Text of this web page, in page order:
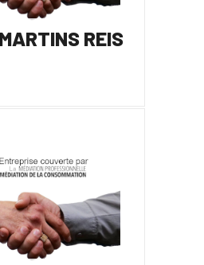
REIS